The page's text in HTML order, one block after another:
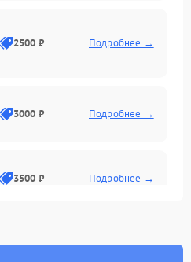
2500 ₽ Подробнее →
3000 ₽ Подробнее →
3500 ₽ Подробнее →
2500 ₽ Подробнее →